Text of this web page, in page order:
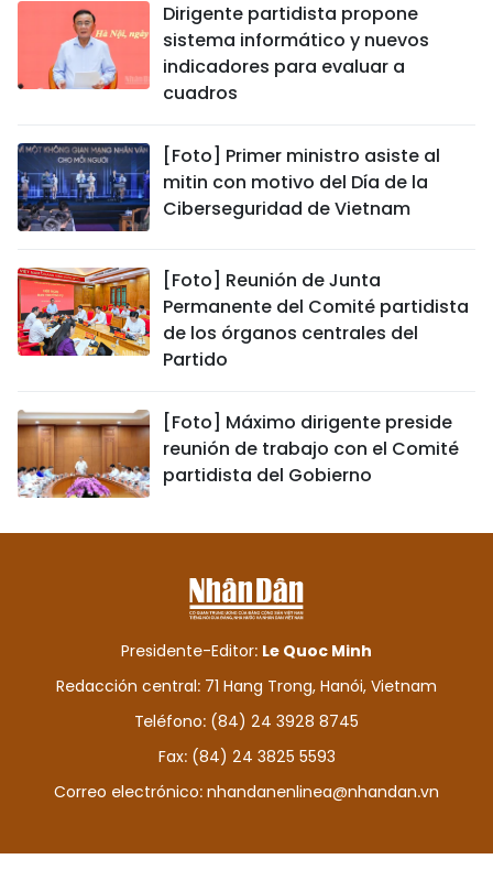
Dirigente partidista propone
sistema informático y nuevos
indicadores para evaluar a
cuadros
[Foto] Primer ministro asiste al
mitin con motivo del Día de la
Ciberseguridad de Vietnam
[Foto] Reunión de Junta
Permanente del Comité partidista
de los órganos centrales del
Partido
[Foto] Máximo dirigente preside
reunión de trabajo con el Comité
partidista del Gobierno
Presidente-Editor: Le Quoc Minh
Redacción central: 71 Hang Trong, Hanói, Vietnam
Teléfono: (84) 24 3928 8745
Fax: (84) 24 3825 5593
Correo electrónico: nhandanenlinea@nhandan.vn